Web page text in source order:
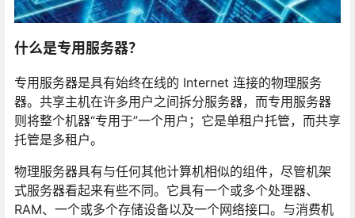
什么是专用服务器？
专用服务器是具有始终在线的 Internet 连接的物理服务
器。共享主机在许多用户之间拆分服务器，而专用服务器
则将整个机器“专用于”一个用户；它是单租户托管，而共享
托管是多租户。
物理服务器具有与任何其他计算机相似的组件，尽管机架
式服务器看起来有些不同。它具有一个或多个处理器、
RAM、一个或多个存储设备以及一个网络接口。与消费机